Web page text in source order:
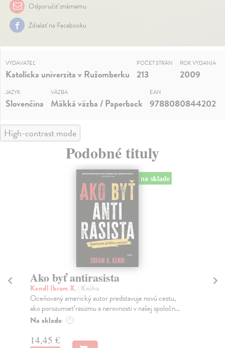
Odporučiť známemu
Zdielať na Facebooku
VYDAVATEĽ
Katolícka univerzita v Ružomberku
POČET STRÁN
213
ROK VYDANIA
2009
JAZYK
Slovenčina
VÄZBA
Mäkká väzba / Paperback
EAN
9788080844202
High-contrast mode
Podobné tituly
na sklade
Ako byť antirasista
Kendl Ibram X. | Kniha
Oceňovaný americký autor predstavuje novú cestu,
ako porozumieť rasizmu a nerovnosti v našej spoločn...
Na sklade ?
14,45 €